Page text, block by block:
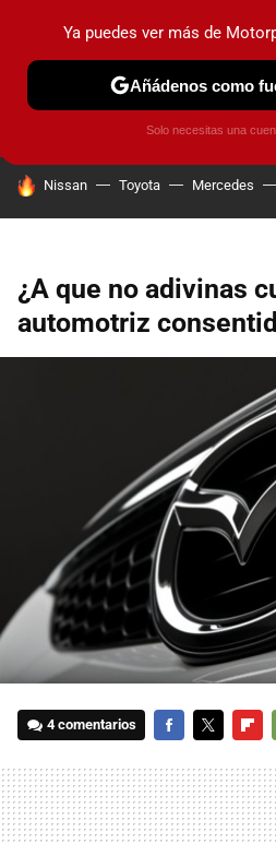
PRUEBAS INDUSTRIA HOY
HOY SE HABLA DE
Nissan Toyota Mercedes
¿A que no adivinas
automotriz
4 comentarios
Ya puedes ver más de
Añádenos como
Solo necesitas una